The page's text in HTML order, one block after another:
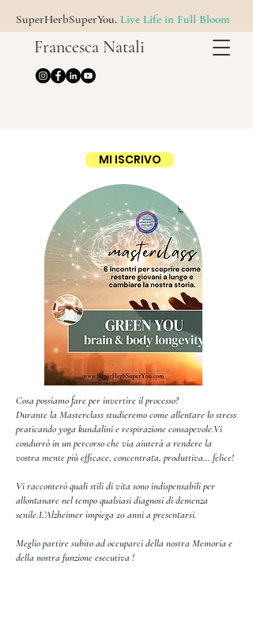
SuperHerbSuperYou. Live Life in Full Bloom
Francesca Natali
MI ISCRIVO
Cosa possiamo fare per invertire il processo?
Durante la Masterclass studieremo come allentare lo stress
praticando yoga kundalini e respirazione consapevole.Vi
condurrò in un percorso che via aiuterà a rendere la
vostra mente più efficace, concentrata, produttiva… felice!
Vi racconterò quali stili di vita sono indispensabili per
allontanare nel tempo qualsiasi diagnosi di demenza
senile.L’Alzheimer impiega 20 anni a presentarsi.
Meglio partire subito ad occuparci della nostra Memoria e
della nostra funzione esecutiva !